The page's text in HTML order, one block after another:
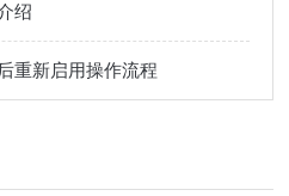
绍
重新启用操作流程